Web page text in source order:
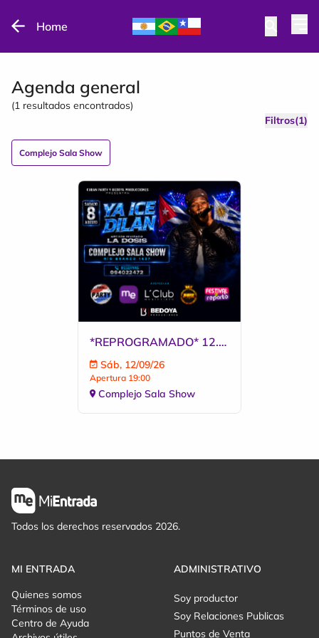
Home
Agenda general
(1 resultados encontrados)
Filtros(1)
Complejo Sala Show
*REPROGRAMADO* 12.SEPTIEMBRE | YA ICE DILAN
Sáb, 12/09/26
Apertura 19:00
Complejo Sala Show
Todos los derechos reservados 2026.
MI ENTRADA
Quienes somos
Términos de uso
Centro de Ayuda
ADMINISTRATIVO
Soy productor
Soy Relaciones Publicas
Puntos de Venta